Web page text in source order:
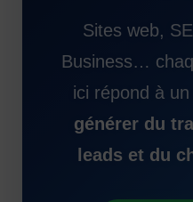
Sites web,
Business…
ici répond à
générer du
leads et du